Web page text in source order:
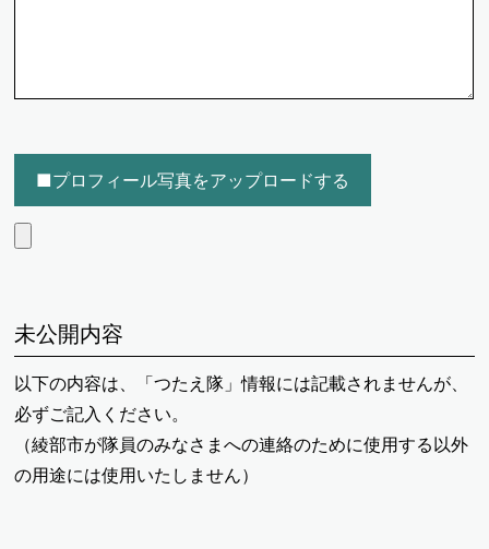
■プロフィール写真をアップロードする
未公開内容
以下の内容は、「つたえ隊」情報には記載されませんが、
必ずご記入ください。
（綾部市が隊員のみなさまへの連絡のために使用する以外
の用途には使用いたしません）